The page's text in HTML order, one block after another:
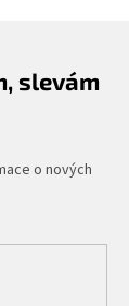
slevám
o nových